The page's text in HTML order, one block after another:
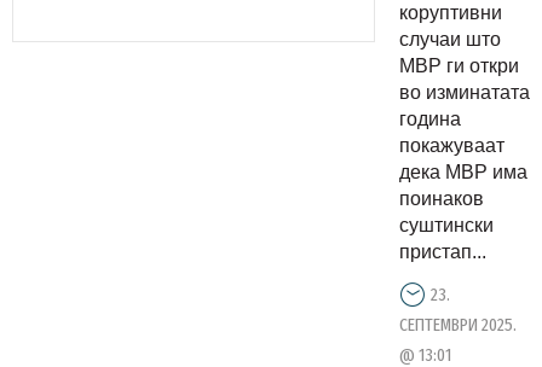
случаи
покажува
дека МВР
има
поинаков
суштински
пристап
во
бробата
против
коруптивни
случаи што
МВР ги откри
во изминатата
година
покажуваат
дека МВР има
поинаков
суштински
пристап...
23.
СЕПТЕМВРИ 2025.
@ 13:01